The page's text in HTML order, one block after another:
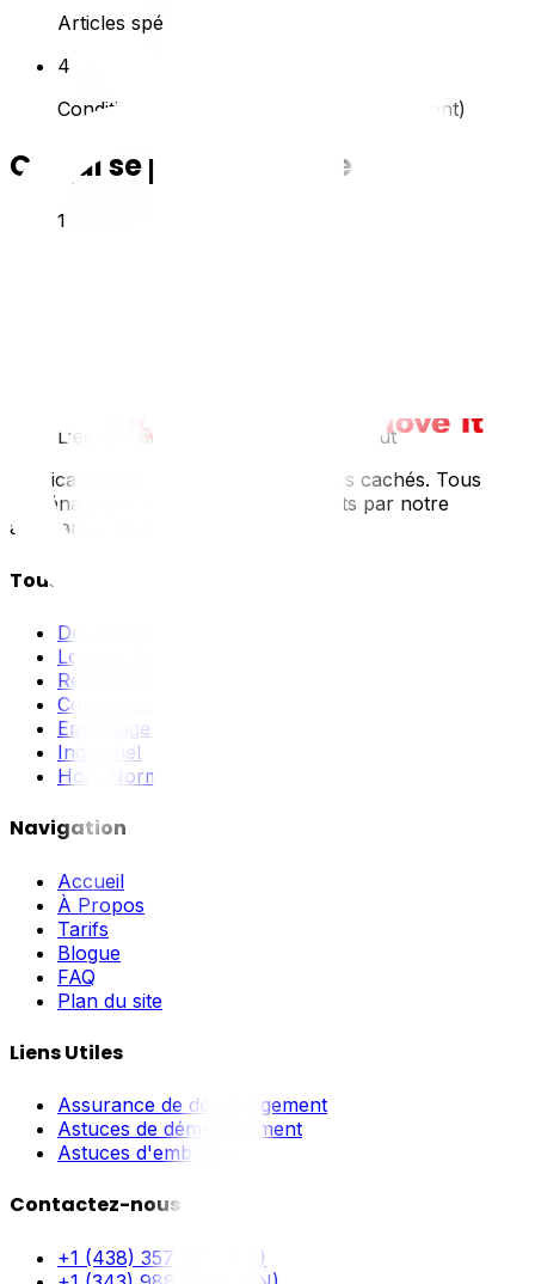
Articles spéciaux (piano, coffre-fort)
4
Conditions d'accès (escaliers, stationnement)
Ce qui se passe ensuite
1
L'équipe arrive à l'heure, prête à tout
Tarification transparente : pas de frais cachés. Tous nos
déménageurs sont formés et couverts par notre
assurance responsabilité civile.
Tous Nos Services
Déménagement Local
Longue Distance
Résidentiel
Commercial
Emballage
Industriel
Hors Norme
Navigation
Accueil
À Propos
Tarifs
Blogue
FAQ
Plan du site
Liens Utiles
Assurance de déménagement
Astuces de déménagement
Astuces d'emballage
Contactez-nous
+1 (438) 357-5211 (FR)